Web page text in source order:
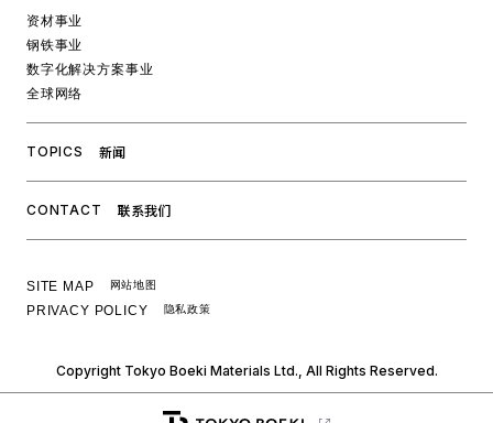
资材事业
钢铁事业
数字化解决方案事业
全球网络
TOPICS 新闻
CONTACT 联系我们
SITE MAP 网站地图
PRIVACY POLICY 隐私政策
Copyright Tokyo Boeki Materials Ltd., All Rights Reserved.